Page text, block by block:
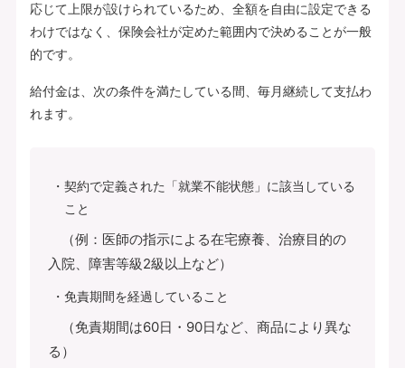
応じて上限が設けられているため、全額を自由に設定できる
わけではなく、保険会社が定めた範囲内で決めることが一般
的です。
給付金は、次の条件を満たしている間、毎月継続して支払わ
れます。
契約で定義された「就業不能状態」に該当している
こと
（例：医師の指示による在宅療養、治療目的の
入院、障害等級2級以上など）
免責期間を経過していること
（免責期間は60日・90日など、商品により異な
る）